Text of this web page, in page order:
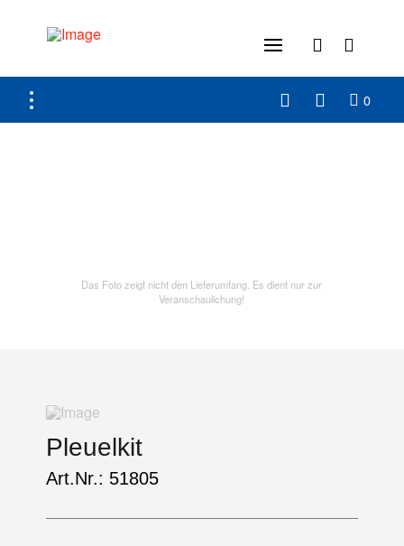
0
Das Foto zeigt nicht den Lieferumfang. Es dient nur zur
Veranschaulichung!
Pleuelkit
Art.Nr.: 51805